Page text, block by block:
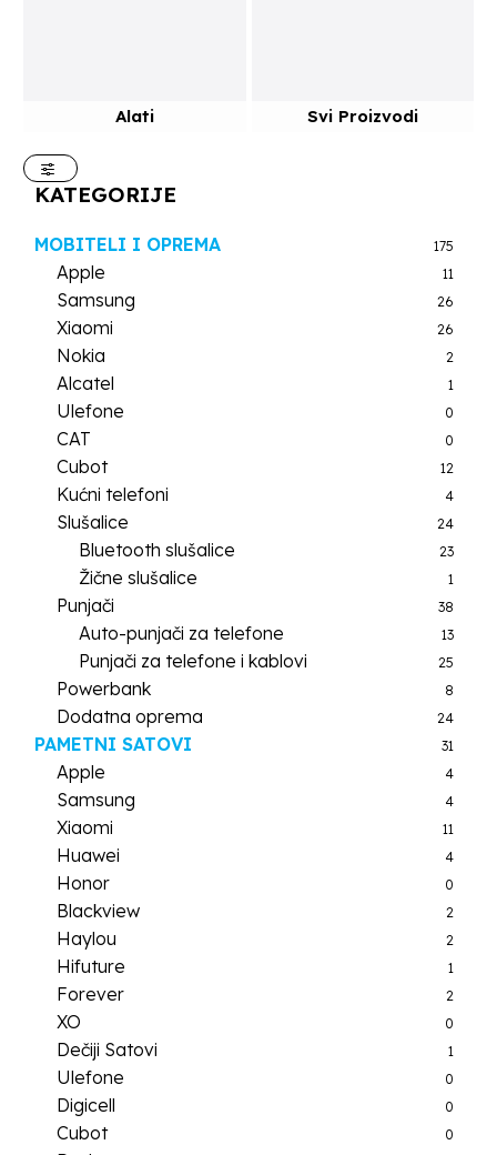
Alati Svi Proizvodi
KATEGORIJE
MOBITELI I OPREMA 175
Apple 11
Samsung 26
Xiaomi 26
Nokia 2
Alcatel 1
Ulefone 0
CAT 0
Cubot 12
Kućni telefoni 4
Slušalice 24
Bluetooth slušalice 23
Žične slušalice 1
Punjači 38
Auto-punjači za telefone 13
Punjači za telefone i kablovi 25
Powerbank 8
Dodatna oprema 24
PAMETNI SATOVI 31
Apple 4
Samsung 4
Xiaomi 11
Huawei 4
Honor 0
Blackview 2
Haylou 2
Hifuture 1
Forever 2
XO 0
Dečiji Satovi 1
Ulefone 0
Digicell 0
Cubot 0